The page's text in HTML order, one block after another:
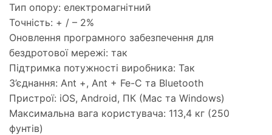
Тип опору: електромагнітний
Точність: + / – 2%
Оновлення програмного забезпечення для
бездротової мережі: так
Підтримка потужності виробника: Так
З’єднання: Ant +, Ant + Fe-C та Bluetooth
Пристрої: iOS, Android, ПК (Mac та Windows)
Максимальна вага користувача: 113,4 кг (250
фунтів)